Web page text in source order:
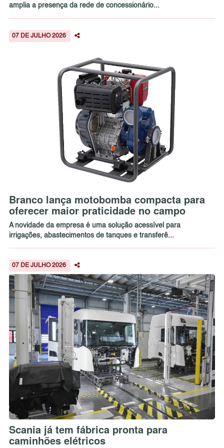
amplia a presença da rede de concessionário...
07 DE JULHO 2026
Branco lança motobomba compacta para
oferecer maior praticidade no campo
A novidade da empresa é uma solução acessível para
irrigações, abastecimentos de tanques e transferê...
07 DE JULHO 2026
Scania já tem fábrica pronta para
caminhões elétricos